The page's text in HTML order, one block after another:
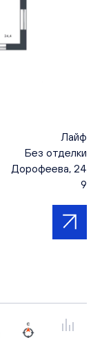
Лайф
Без отделки
Дорофеева, 24
9